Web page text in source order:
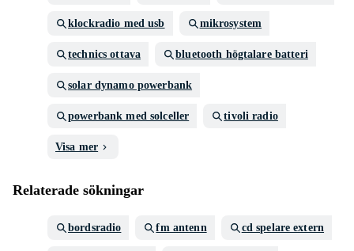
klockradio med usb mikrosystem
technics ottava bluetooth högtalare batteri
solar dynamo powerbank
powerbank med solceller tivoli radio
Visa mer
Relaterade sökningar
bordsradio fm antenn cd spelare extern